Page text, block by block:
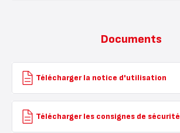
Documents
Télécharger la notice d'utilisation
Télécharger les consignes de sécurité